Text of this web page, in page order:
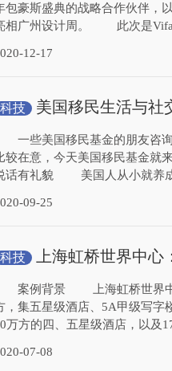
包豪斯盛典的战略合作伙伴，
相广州设计周。 此次是Vifa
12-17
科技 美国移民生活与社
一些美国移民基金的朋友咨询
较在意，今天美国移民基金
话有礼貌 美国人从小就养成
09-25
科技 上海虹桥世界中
案例背景 上海虹桥世界中心
，集五星级酒店、5A甲级写字
万方的四、五星级酒店，以及
07-08